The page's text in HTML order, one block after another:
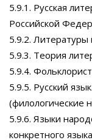
5.9.1. Русская
Российской
5.9.2. Литературы
5.9.3. Теория
5.9.4.
5.9.5. Русский
(филологические
5.9.6. Языки
конкретного